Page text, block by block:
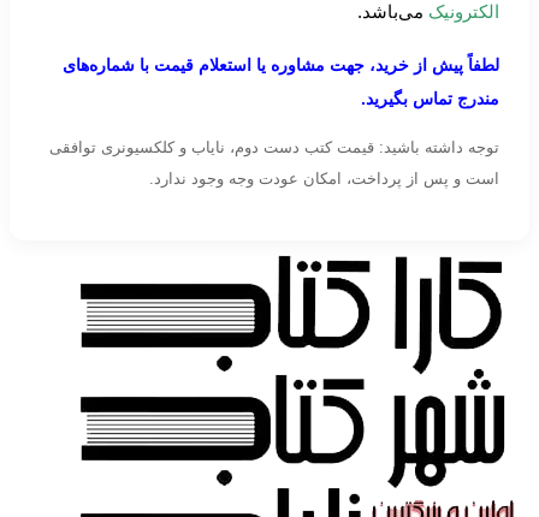
الکترونیک می‌باشد.
لطفاً پیش از خرید، جهت مشاوره یا استعلام قیمت با شماره‌های
مندرج تماس بگیرید.
توجه داشته باشید: قیمت کتب دست دوم، نایاب و کلکسیونری توافقی
است و پس از پرداخت، امکان عودت وجه وجود ندارد.